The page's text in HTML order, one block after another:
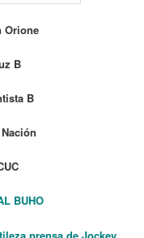
Orione
B
B
BUHO
prensa de Jockey